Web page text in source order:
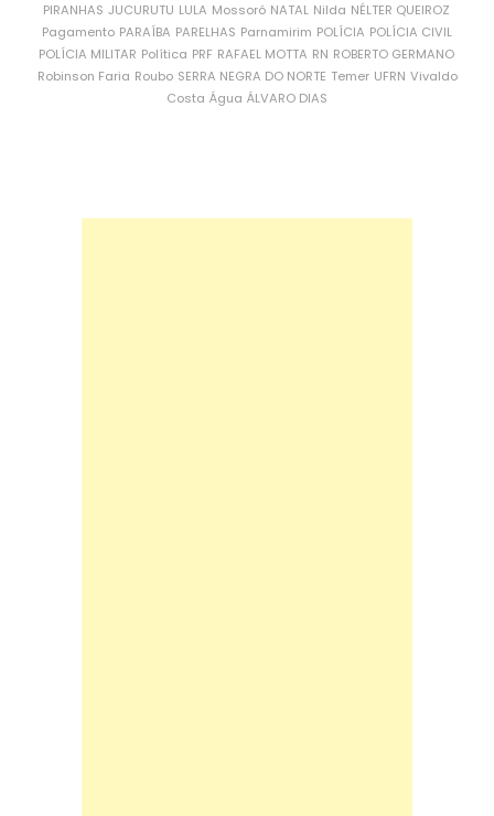
PIRANHAS JUCURUTU LULA Mossoró NATAL Nilda NÉLTER QUEIROZ
Pagamento PARAÍBA PARELHAS Parnamirim POLÍCIA POLÍCIA CIVIL
POLÍCIA MILITAR Política PRF RAFAEL MOTTA RN ROBERTO GERMANO
Robinson Faria Roubo SERRA NEGRA DO NORTE Temer UFRN Vivaldo
Costa Água ÁLVARO DIAS